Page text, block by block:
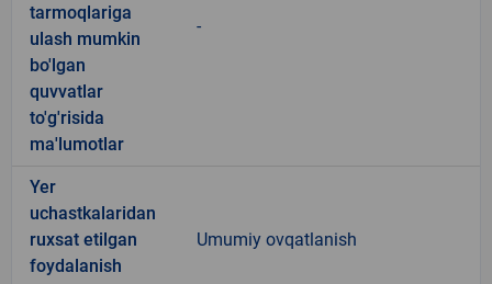
tarmoqlariga
ulash mumkin
bo'lgan
quvvatlar
to'g'risida
ma'lumotlar
-
Yer
uchastkalaridan
ruxsat etilgan
foydalanish
Umumiy ovqatlanish